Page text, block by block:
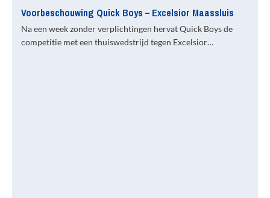
Voorbeschouwing Quick Boys – Excelsior Maassluis
Na een week zonder verplichtingen hervat Quick Boys de
competitie met een thuiswedstrijd tegen Excelsior…